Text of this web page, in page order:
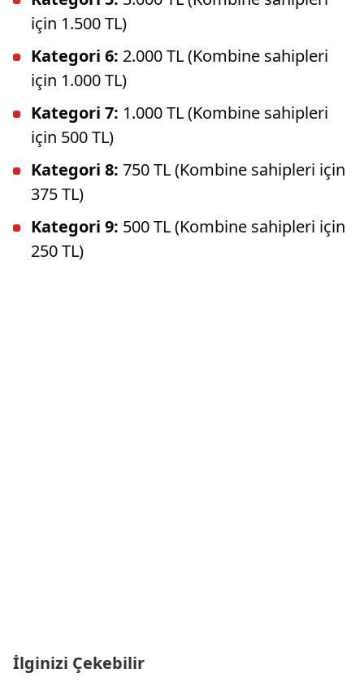
için 1.500 TL)
Kategori 6: 2.000 TL (Kombine sahipleri
için 1.000 TL)
Kategori 7: 1.000 TL (Kombine sahipleri
için 500 TL)
Kategori 8: 750 TL (Kombine sahipleri için
375 TL)
Kategori 9: 500 TL (Kombine sahipleri için
250 TL)
İlginizi Çekebilir